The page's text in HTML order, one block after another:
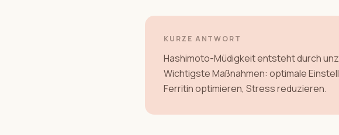
KURZE ANTWORT
Hashimoto-Müdigkeit entsteht durch
Wichtigste Maßnahmen: optimale
Ferritin optimieren, Stress reduzieren.